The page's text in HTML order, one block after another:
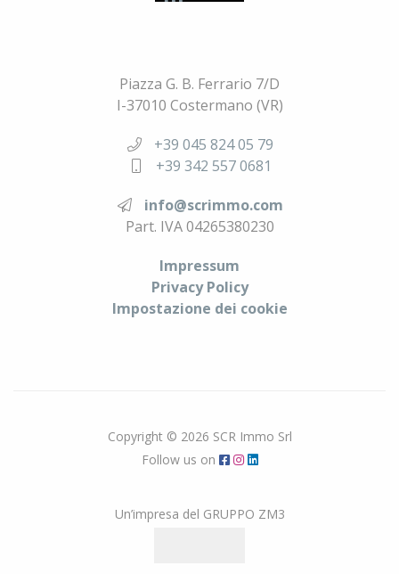
Piazza G. B. Ferrario 7/D
I-37010 Costermano (VR)
+39 045 824 05 79
+39 342 557 0681
info@scrimmo.com
Part. IVA 04265380230
Impressum
Privacy Policy
Impostazione dei cookie
Copyright © 2026 SCR Immo Srl
Follow us on
Un’impresa del GRUPPO ZM3